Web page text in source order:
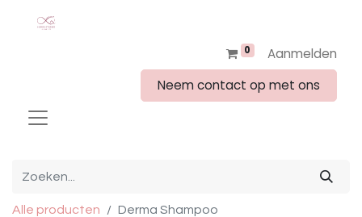
0
Aanmelden
Neem contact op met ons
Alle producten Derma Shampoo